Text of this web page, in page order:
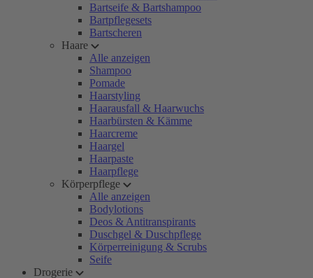
Bartseife & Bartshampoo
Bartpflegesets
Bartscheren
Haare
Alle anzeigen
Shampoo
Pomade
Haarstyling
Haarausfall & Haarwuchs
Haarbürsten & Kämme
Haarcreme
Haargel
Haarpaste
Haarpflege
Körperpflege
Alle anzeigen
Bodylotions
Deos & Antitranspirants
Duschgel & Duschpflege
Körperreinigung & Scrubs
Seife
Drogerie